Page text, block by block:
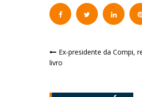
Navegação
Post
Ex-presidente da Compi,
livro